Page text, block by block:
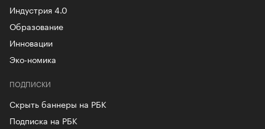
Индустрия 4.0
Образование
Инновации
Эко-номика
ПОДПИСКИ
Скрыть баннеры на РБК
Подписка на РБК